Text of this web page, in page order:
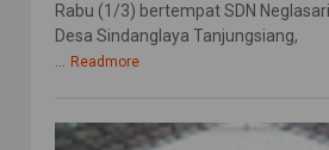
Rabu (1/3) bertempat SDN Neglasari
Desa Sindanglaya Tanjungsiang,
... Readmore